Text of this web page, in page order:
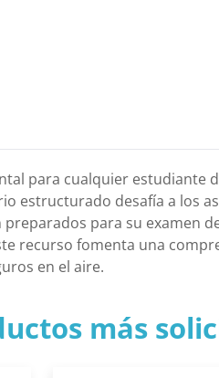
para cualquier
estructurado desafía a los
para su examen
recurso fomenta una
en el aire.
más